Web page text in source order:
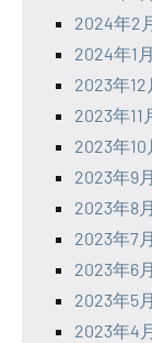
2024年2
2024年1月
2023年12
2023年11
2023年10
2023年9月
2023年8月
2023年7月
2023年6月
2023年5月
2023年4